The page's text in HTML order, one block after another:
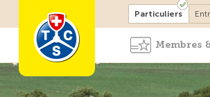
Devenir membre
Particuliers
Membres